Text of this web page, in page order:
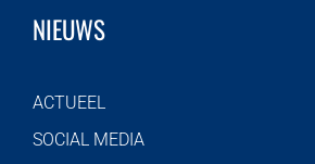
NIEUWS
ACTUEEL
SOCIAL MEDIA